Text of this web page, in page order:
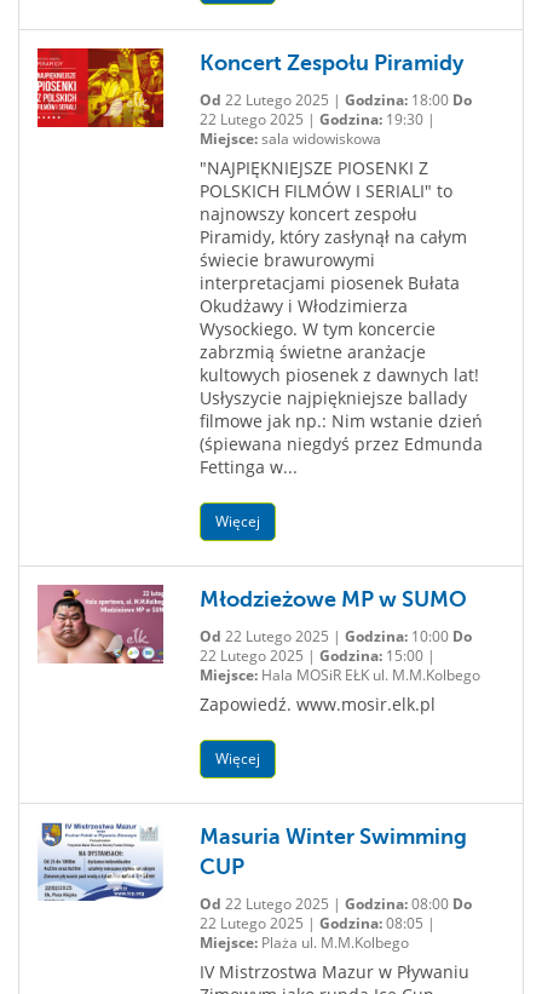
Koncert Zespołu Piramidy
Od 22 Lutego 2025 | Godzina:18:00 Do
22 Lutego 2025 | Godzina:19:30 |
Miejsce:sala widowiskowa
"NAJPIĘKNIEJSZE PIOSENKI Z
POLSKICH FILMÓW I SERIALI" to
najnowszy koncert zespołu
Piramidy, który zasłynął na całym
świecie brawurowymi
interpretacjami piosenek Bułata
Okudżawy i Włodzimierza
Wysockiego. W tym koncercie
zabrzmią świetne aranżacje
kultowych piosenek z dawnych lat!
Usłyszycie najpiękniejsze ballady
filmowe jak np.: Nim wstanie dzień
(śpiewana niegdyś przez Edmunda
Fettinga w...
Więcej
Młodzieżowe MP w SUMO
Od 22 Lutego 2025 | Godzina:10:00 Do
22 Lutego 2025 | Godzina:15:00 |
Miejsce:Hala MOSiR EŁK ul. M.M.Kolbego
Zapowiedź. www.mosir.elk.pl
Więcej
Masuria Winter Swimming
CUP
Od 22 Lutego 2025 | Godzina:08:00 Do
22 Lutego 2025 | Godzina:08:05 |
Miejsce:Plaża ul. M.M.Kolbego
IV Mistrzostwa Mazur w Pływaniu